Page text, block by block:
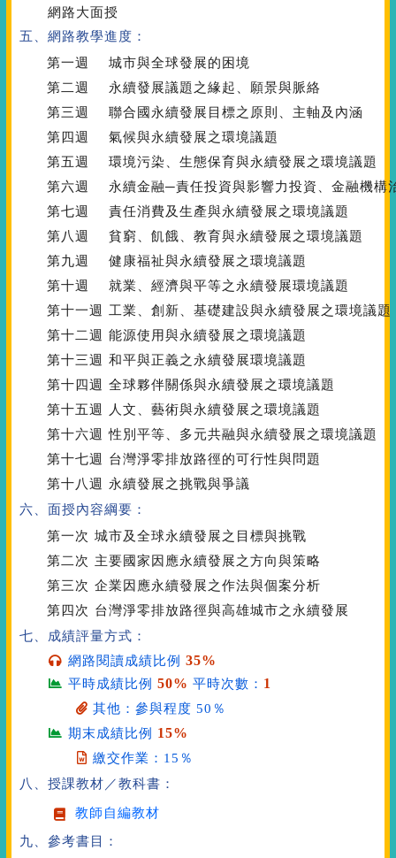
網路大面授
五、網路教學進度：
第一週
城市與全球發展的困境
第二週
永續發展議題之緣起、願景與脈絡
第三週
聯合國永續發展目標之原則、主軸及內涵
第四週
氣候與永續發展之環境議題
第五週
環境污染、生態保育與永續發展之環境議題
第六週
永續金融─責任投資與影響力投資、金融機構
第七週
責任消費及生產與永續發展之環境議題
第八週
貧窮、飢餓、教育與永續發展之環境議題
第九週
健康福祉與永續發展之環境議題
第十週
就業、經濟與平等之永續發展環境議題
第十一週
工業、創新、基礎建設與永續發展之環境議題
第十二週
能源使用與永續發展之環境議題
第十三週
和平與正義之永續發展環境議題
第十四週
全球夥伴關係與永續發展之環境議題
第十五週
人文、藝術與永續發展之環境議題
第十六週
性別平等、多元共融與永續發展之環境議題
第十七週
台灣淨零排放路徑的可行性與問題
第十八週
永續發展之挑戰與爭議
六、面授內容綱要：
第一次 城市及全球永續發展之目標與挑戰
第二次 主要國家因應永續發展之方向與策略
第三次 企業因應永續發展之作法與個案分析
第四次 台灣淨零排放路徑與高雄城市之永續發展
七、成績評量方式：
網路閱讀成績比例35%
平時成績比例50% 平時次數： 1
其他：參與程度 50％
期末成績比例 15%
繳交作業：15％
八、授課教材／教科書：
教師自編教材
九、參考書目：